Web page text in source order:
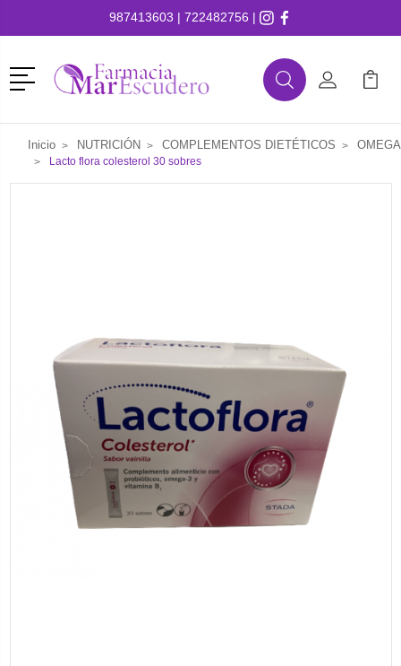
987413603 | 722482756 |
Menú
BuscarMi Cuenta
Mi
Inicio NUTRICIÓN COMPLEMENTOS DIETÉTICOS
Lacto flora colesterol 30 sobres